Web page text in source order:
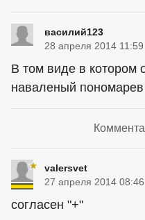
василий123
28 апреля 2014 11:59
В том виде в котором
наваленый
valersvet
27 апреля 2014 08:46
согласен "+"